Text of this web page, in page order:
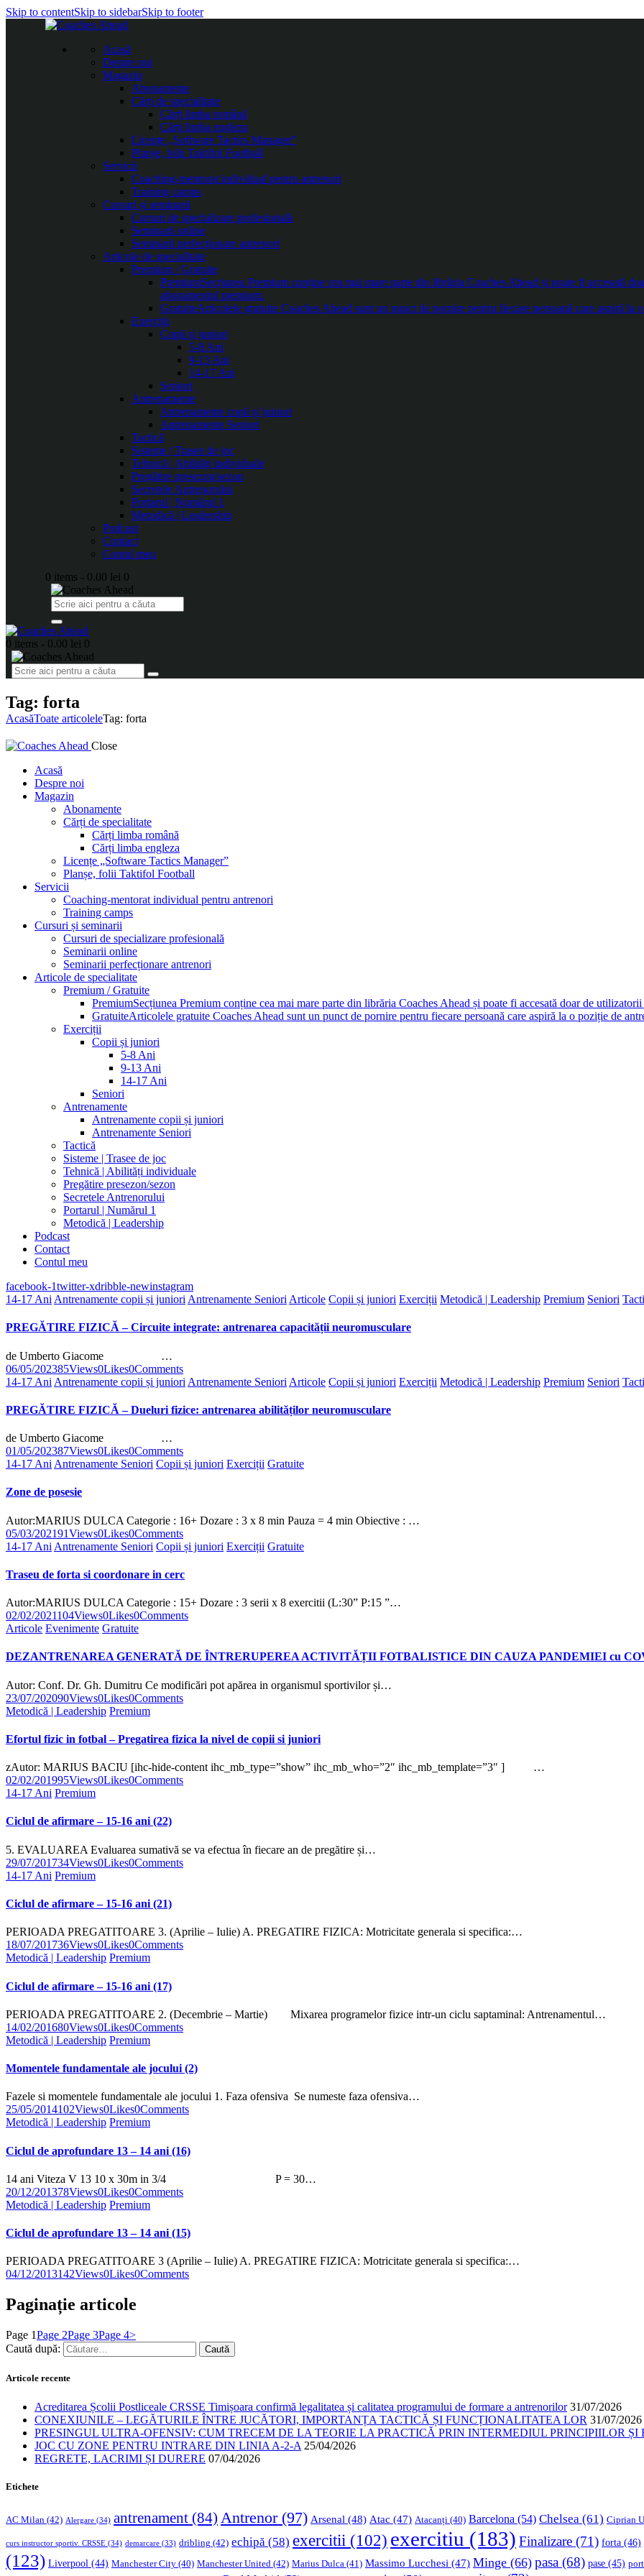
Skip to contentSkip to sidebarSkip to footer
Acasă
Despre noi
Magazin
Abonamente
Cărți de specialitate
Cărți limba română
Cărți limba engleza
Licențe „Software Tactics Manager”
Planșe, folii Taktifol Football
Servicii
Coaching-mentorat individual pentru antrenori
Training camps
Cursuri și seminarii
Cursuri de specializare profesională
Seminarii online
Seminarii perfecționare antrenori
Articole de specialitate
Premium / Gratuite
PremiumSecțiunea Premium conține cea mai mare parte din librăria Coaches Ahead și poate fi accesată
abonamentul premium.
GratuiteArticolele gratuite Coaches Ahead sunt un punct de pornire pentru fiecare persoană care aspiră la
Exerciții
Copii și juniori
5-8 Ani
9-13 Ani
14-17 Ani
Seniori
Antrenamente
Antrenamente copii și juniori
Antrenamente Seniori
Tactică
Sisteme | Trasee de joc
Tehnică | Abilități individuale
Pregătire presezon/sezon
Secretele Antrenorului
Portarul | Numărul 1
Metodică | Leadership
Podcast
Contact
Contul meu
0 items - 0.00 lei 0
0 items - 0.00 lei 0
Tag: forta
AcasăToate articoleleTag: forta
Close
Acasă
Despre noi
Magazin
Abonamente
Cărți de specialitate
Cărți limba română
Cărți limba engleza
Licențe „Software Tactics Manager”
Planșe, folii Taktifol Football
Servicii
Coaching-mentorat individual pentru antrenori
Training camps
Cursuri și seminarii
Cursuri de specializare profesională
Seminarii online
Seminarii perfecționare antrenori
Articole de specialitate
Premium / Gratuite
PremiumSecțiunea Premium conține cea mai mare parte din librăria Coaches Ahead și poate fi accesată doar de
GratuiteArticolele gratuite Coaches Ahead sunt un punct de pornire pentru fiecare persoană care aspiră la o poziție de
Exerciții
Copii și juniori
5-8 Ani
9-13 Ani
14-17 Ani
Seniori
Antrenamente
Antrenamente copii și juniori
Antrenamente Seniori
Tactică
Sisteme | Trasee de joc
Tehnică | Abilități individuale
Pregătire presezon/sezon
Secretele Antrenorului
Portarul | Numărul 1
Metodică | Leadership
Podcast
Contact
Contul meu
facebook-1twitter-xdribble-newinstagram
14-17 Ani Antrenamente copii și juniori Antrenamente Seniori Articole Copii și juniori Exerciții Metodică | Leadership Premium Seniori
PREGĂTIRE FIZICĂ – Circuite integrate: antrenarea capacității neuromusculare
de Umberto Giacome …
06/05/202385Views0Likes0Comments
14-17 Ani Antrenamente copii și juniori Antrenamente Seniori Articole Copii și juniori Exerciții Metodică | Leadership Premium Seniori
PREGĂTIRE FIZICĂ – Dueluri fizice: antrenarea abilităților neuromusculare
de Umberto Giacome …
01/05/202387Views0Likes0Comments
14-17 Ani Antrenamente Seniori Copii și juniori Exerciții Gratuite
Zone de posesie
Autor:MARIUS DULCA Categorie : 16+ Dozare : 3 x 8 min Pauza = 4 min Obiective : …
05/03/202191Views0Likes0Comments
14-17 Ani Antrenamente Seniori Copii și juniori Exerciții Gratuite
Traseu de forta si coordonare in cerc
Autor:MARIUS DULCA Categorie : 15+ Dozare : 3 serii x 8 exercitii (L:30” P:15 ”…
02/02/2021104Views0Likes0Comments
Articole Evenimente Gratuite
DEZANTRENAREA GENERATĂ DE ÎNTRERUPEREA ACTIVITĂȚII FOTBALISTICE DIN CAUZA PANDEMIEI cu
Autor: Conf. Dr. Gh. Dumitru Ce modificări pot apărea in organismul sportivilor și…
23/07/202090Views0Likes0Comments
Metodică | Leadership Premium
Efortul fizic in fotbal – Pregatirea fizica la nivel de copii si juniori
zAutor: MARIUS BACIU [ihc-hide-content ihc_mb_type=”show” ihc_mb_who=”2″ ihc_mb_template=”3″ ] …
02/02/201995Views0Likes0Comments
14-17 Ani Premium
Ciclul de afirmare – 15-16 ani (22)
5. EVALUAREA Evaluarea sumativă se va efectua în fiecare an de pregătire și…
29/07/201734Views0Likes0Comments
14-17 Ani Premium
Ciclul de afirmare – 15-16 ani (21)
PERIOADA PREGATITOARE 3. (Aprilie – Iulie) A. PREGATIRE FIZICA: Motricitate generala si specifica:…
18/07/201736Views0Likes0Comments
Metodică | Leadership Premium
Ciclul de afirmare – 15-16 ani (17)
PERIOADA PREGATITOARE 2. (Decembrie – Martie) Mixarea programelor fizice intr-un ciclu saptaminal: Antrenamentul…
14/02/201680Views0Likes0Comments
Metodică | Leadership Premium
Momentele fundamentale ale jocului (2)
Fazele si momentele fundamentale ale jocului 1. Faza ofensiva Se numeste faza ofensiva…
25/05/2014102Views0Likes0Comments
Metodică | Leadership Premium
Ciclul de aprofundare 13 – 14 ani (16)
14 ani Viteza V 13 10 x 30m in 3/4 P = 30…
20/12/201378Views0Likes0Comments
Metodică | Leadership Premium
Ciclul de aprofundare 13 – 14 ani (15)
PERIOADA PREGATITOARE 3 (Aprilie – Iulie) A. PREGATIRE FIZICA: Motricitate generala si specifica:…
04/12/2013142Views0Likes0Comments
Paginație articole
Page 1Page 2Page 3Page 4>
Caută după:
Articole recente
Acreditarea Școlii Postliceale CRSSE Timișoara confirmă legalitatea și calitatea programului de formare a antrenorilor 31/07/2026
CONEXIUNILE – LEGĂTURILE ÎNTRE JUCĂTORI, IMPORTANȚA TACTICĂ ȘI FUNCȚIONALITATEA LOR 31/07/2026
PRESINGUL ULTRA-OFENSIV: CUM TRECEM DE LA TEORIE LA PRACTICĂ PRIN INTERMEDIUL PRINCIPIILOR ȘI
JOC CU ZONE PENTRU INTRARE DIN LINIA A-2-A 25/04/2026
REGRETE, LACRIMI ȘI DURERE 07/04/2026
Etichete
AC Milan (42) Alergare (34) antrenament (84) Antrenor(97) Arsenal (48) Atac (47) Atacanți (40) Barcelona (54) Chelsea (61) Ciprian
curs instructor sportiv. CRSSE (34) demarcare (33) dribling (42) echipă (58) exercitii (102) exercitiu (183) Finalizare (71) forta (46)
(123) Liverpool (44) Manchester City (40) Manchester United (42) Marius Dulca (41) Massimo Lucchesi (47) Minge (66) pasa (68) pase (45)